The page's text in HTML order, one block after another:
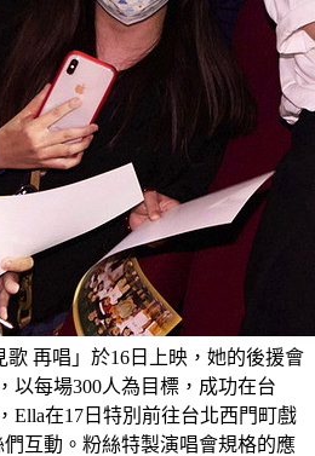
歌 再唱」於16日上映，她的後援會
以每場300人為目標，成功在台
Ella在17日特別前往台北西門町戲
們互動。粉絲特製演唱會規格的應